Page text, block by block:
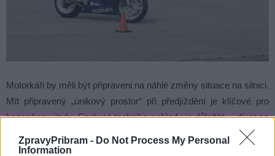
ZpravyPribram - Do Not Process My Personal
Information
Motorkáři by měli být připraveni na náhlé změny situace na silnici.
Mít připravený „únikový prostor“ při předjíždění je klíčové pro
bezpečnou jízdu. Správná technika pohledu je důležitá – dívat se
co nejvíce dopředu a včas reagovat na možné nebezpečí.
Základní poučka zní: „Jedu tam, kam se dívám.“ Předjíždění